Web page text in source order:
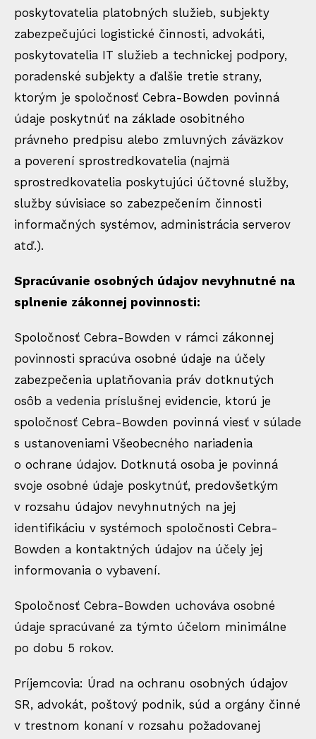
poskytovatelia platobných služieb, subjekty
zabezpečujúci logistické činnosti, advokáti,
poskytovatelia IT služieb a technickej podpory,
poradenské subjekty a ďalšie tretie strany,
ktorým je spoločnosť Cebra-Bowden povinná
údaje poskytnúť na základe osobitného
právneho predpisu alebo zmluvných záväzkov
a poverení sprostredkovatelia (najmä
sprostredkovatelia poskytujúci účtovné služby,
služby súvisiace so zabezpečením činnosti
informačných systémov, administrácia serverov
atď.).
Spracúvanie osobných údajov nevyhnutné na
splnenie zákonnej povinnosti:
Spoločnosť Cebra-Bowden v rámci zákonnej
povinnosti spracúva osobné údaje na účely
zabezpečenia uplatňovania práv dotknutých
osôb a vedenia príslušnej evidencie, ktorú je
spoločnosť Cebra-Bowden povinná viesť v súlade
s ustanoveniami Všeobecného nariadenia
o ochrane údajov. Dotknutá osoba je povinná
svoje osobné údaje poskytnúť, predovšetkým
v rozsahu údajov nevyhnutných na jej
identifikáciu v systémoch spoločnosti Cebra-
Bowden a kontaktných údajov na účely jej
informovania o vybavení.
Spoločnosť Cebra-Bowden uchováva osobné
údaje spracúvané za týmto účelom minimálne
po dobu 5 rokov.
Príjemcovia: Úrad na ochranu osobných údajov
SR, advokát, poštový podnik, súd a orgány činné
v trestnom konaní v rozsahu požadovanej